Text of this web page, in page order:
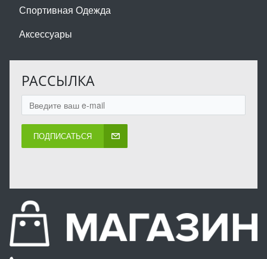
Спортивная Одежда
Аксессуары
РАССЫЛКА
ПОДПИСАТЬСЯ